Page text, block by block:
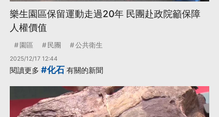
樂生園區保留運動走過20年 民團赴政院籲保障
人權價值
園區 民團 公共衛生
2025/12/17 12:44
閱讀更多 #化石 有關的新聞